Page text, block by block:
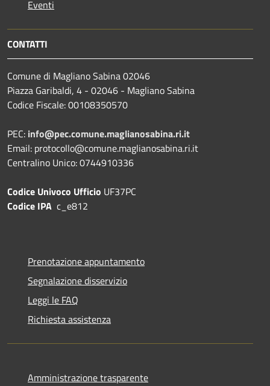
Eventi
CONTATTI
Comune di Magliano Sabina 02046
Piazza Garibaldi, 4 - 02046 - Magliano Sabina
Codice Fiscale: 00108350570
PEC: info@pec.comune.maglianosabina.ri.it
Email: protocollo@comune.maglianosabina.ri.it
Centralino Unico: 0744910336
Codice Univoco Ufficio UF37PC
Codice IPA c_e812
Prenotazione appuntamento
Segnalazione disservizio
Leggi le FAQ
Richiesta assistenza
Amministrazione trasparente